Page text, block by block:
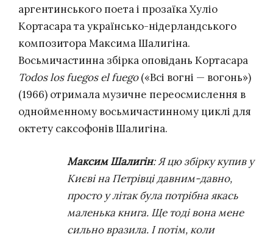
аргентинського поета і прозаїка Хуліо
Кортасара та українсько-нідерландського
композитора Максима Шалигіна.
Восьмичастинна збірка оповідань Кортасара
Todos los fuegos el fuego(«Всі вогні — вогонь»)
(1966) отримала музичне переосмислення в
однойменному восьмичастинному циклі для
октету саксофонів Шалигіна.
Максим Шалигін: Я цю збірку купив у
Києві на Петрівці давним-давно,
просто у літак була потрібна якась
маленька книга. Ще тоді вона мене
сильно вразила. І потім, коли